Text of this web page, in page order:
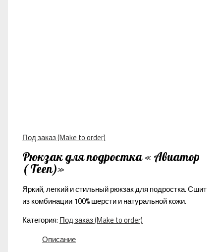
Под заказ (Make to order)
Рюкзак для подростка « Авиатор
( Teen)»
Яркий, легкий и стильный рюкзак для подростка. Сшит
из комбинации 100% шерсти и натуральной кожи.
Категория: Под заказ (Make to order)
Описание